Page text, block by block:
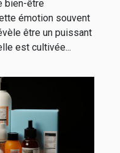
bien-être
émotion souvent
être un puissant
est cultivée...